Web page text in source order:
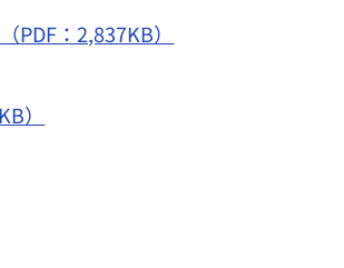
PDF：2,837KB）
）